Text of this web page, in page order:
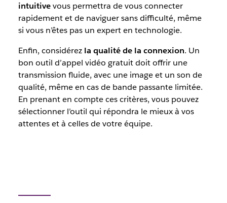
intuitivevous permettra de vous connecter
rapidement et de naviguer sans difficulté, même
si vous n’êtes pas un expert en technologie.
Enfin, considérez la qualité de la connexion. Un
bon outil d’appel vidéo gratuit doit offrir une
transmission fluide, avec une image et un son de
qualité, même en cas de bande passante limitée.
En prenant en compte ces critères, vous pouvez
sélectionner l’outil qui répondra le mieux à vos
attentes et à celles de votre équipe.